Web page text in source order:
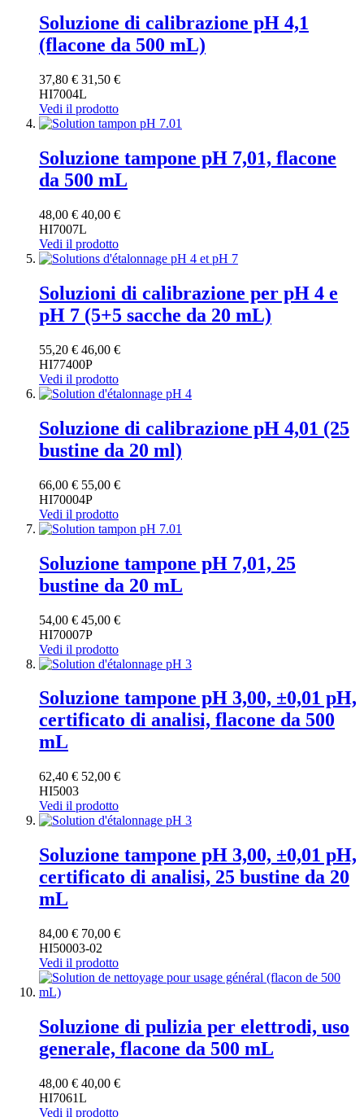
Soluzione di calibrazione pH 4,1
(flacone da 500 mL)
37,80 € 31,50 €
HI7004L
Vedi il prodotto
Soluzione tampone pH 7,01, flacone
da 500 mL
48,00 € 40,00 €
HI7007L
Vedi il prodotto
Soluzioni di calibrazione per pH 4 e
pH 7 (5+5 sacche da 20 mL)
55,20 € 46,00 €
HI77400P
Vedi il prodotto
Soluzione di calibrazione pH 4,01 (25
bustine da 20 ml)
66,00 € 55,00 €
HI70004P
Vedi il prodotto
Soluzione tampone pH 7,01, 25
bustine da 20 mL
54,00 € 45,00 €
HI70007P
Vedi il prodotto
Soluzione tampone pH 3,00, ±0,01 pH,
certificato di analisi, flacone da 500
mL
62,40 € 52,00 €
HI5003
Vedi il prodotto
Soluzione tampone pH 3,00, ±0,01 pH,
certificato di analisi, 25 bustine da 20
mL
84,00 € 70,00 €
HI50003-02
Vedi il prodotto
Soluzione di pulizia per elettrodi, uso
generale, flacone da 500 mL
48,00 € 40,00 €
HI7061L
Vedi il prodotto